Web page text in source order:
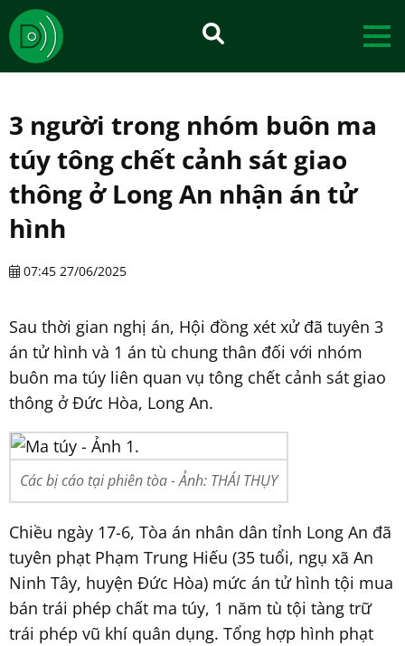
3 người trong nhóm buôn ma
túy tông chết cảnh sát giao
thông ở Long An nhận án tử
hình
07:45 27/06/2025
Sau thời gian nghị án, Hội đồng xét xử đã tuyên 3
án tử hình và 1 án tù chung thân đối với nhóm
buôn ma túy liên quan vụ tông chết cảnh sát giao
thông ở Đức Hòa, Long An.
Các bị cáo tại phiên tòa - Ảnh: THÁI THỤY
Chiều ngày 17-6, Tòa án nhân dân tỉnh Long An đã
tuyên phạt Phạm Trung Hiếu (35 tuổi, ngụ xã An
Ninh Tây, huyện Đức Hòa) mức án tử hình tội mua
bán trái phép chất ma túy, 1 năm tù tội tàng trữ
trái phép vũ khí quân dụng. Tổng hợp hình phạt